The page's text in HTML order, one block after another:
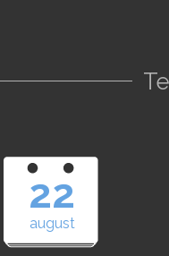
22
august